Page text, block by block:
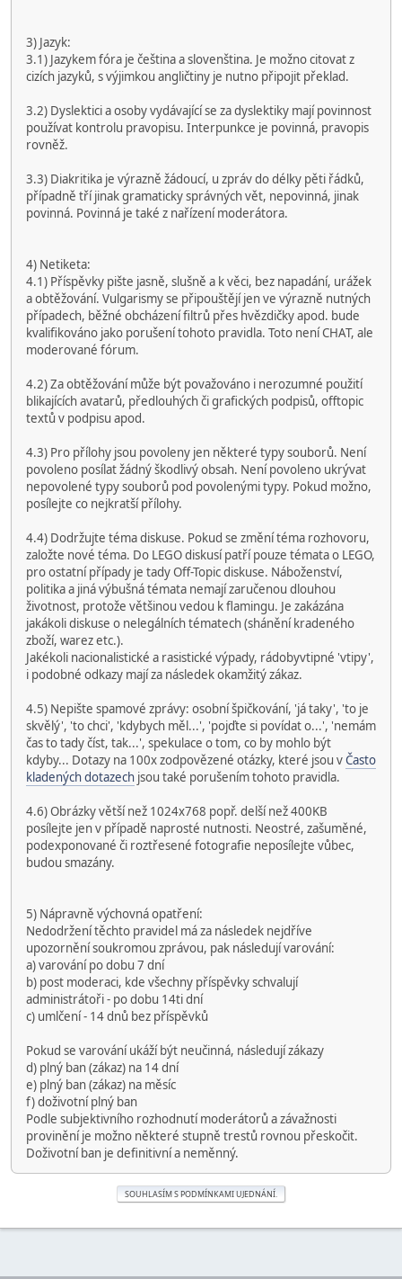
3) Jazyk:
3.1) Jazykem fóra je čeština a slovenština. Je možno citovat z
cizích jazyků, s výjimkou angličtiny je nutno připojit překlad.
3.2) Dyslektici a osoby vydávající se za dyslektiky mají povinnost
používat kontrolu pravopisu. Interpunkce je povinná, pravopis
rovněž.
3.3) Diakritika je výrazně žádoucí, u zpráv do délky pěti řádků,
případně tří jinak gramaticky správných vět, nepovinná, jinak
povinná. Povinná je také z nařízení moderátora.
4) Netiketa:
4.1) Příspěvky pište jasně, slušně a k věci, bez napadání, urážek
a obtěžování. Vulgarismy se připouštějí jen ve výrazně nutných
případech, běžné obcházení filtrů přes hvězdičky apod. bude
kvalifikováno jako porušení tohoto pravidla. Toto není CHAT, ale
moderované fórum.
4.2) Za obtěžování může být považováno i nerozumné použití
blikajících avatarů, předlouhých či grafických podpisů, offtopic
textů v podpisu apod.
4.3) Pro přílohy jsou povoleny jen některé typy souborů. Není
povoleno posílat žádný škodlivý obsah. Není povoleno ukrývat
nepovolené typy souborů pod povolenými typy. Pokud možno,
posílejte co nejkratší přílohy.
4.4) Dodržujte téma diskuse. Pokud se změní téma rozhovoru,
založte nové téma. Do LEGO diskusí patří pouze témata o LEGO,
pro ostatní případy je tady Off-Topic diskuse. Náboženství,
politika a jiná výbušná témata nemají zaručenou dlouhou
životnost, protože většinou vedou k flamingu. Je zakázána
jakákoli diskuse o nelegálních tématech (shánění kradeného
zboží, warez etc.).
Jakékoli nacionalistické a rasistické výpady, rádobyvtipné 'vtipy',
i podobné odkazy mají za následek okamžitý zákaz.
4.5) Nepište spamové zprávy: osobní špičkování, 'já taky', 'to je
skvělý', 'to chci', 'kdybych měl...', 'pojďte si povídat o...', 'nemám
čas to tady číst, tak...', spekulace o tom, co by mohlo být
kdyby... Dotazy na 100x zodpovězené otázky, které jsou vČasto
kladených dotazech jsou také porušením tohoto pravidla.
4.6) Obrázky větší než 1024x768 popř. delší než 400KB
posílejte jen v případě naprosté nutnosti. Neostré, zašuměné,
podexponované či roztřesené fotografie neposílejte vůbec,
budou smazány.
5) Nápravně výchovná opatření:
Nedodržení těchto pravidel má za následek nejdříve
upozornění soukromou zprávou, pak následují varování:
a) varování po dobu 7 dní
b) post moderaci, kde všechny příspěvky schvalují
administrátoři - po dobu 14ti dní
c) umlčení - 14 dnů bez příspěvků
Pokud se varování ukáží být neučinná, následují zákazy
d) plný ban (zákaz) na 14 dní
e) plný ban (zákaz) na měsíc
f) doživotní plný ban
Podle subjektivního rozhodnutí moderátorů a závažnosti
provinění je možno některé stupně trestů rovnou přeskočit.
Doživotní ban je definitivní a neměnný.